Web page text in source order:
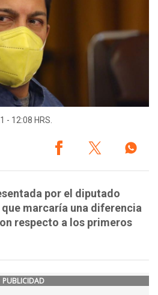
- 12:08 HRS.
por el diputado
marcaría una diferencia
respecto a los primeros
PUBLICIDAD